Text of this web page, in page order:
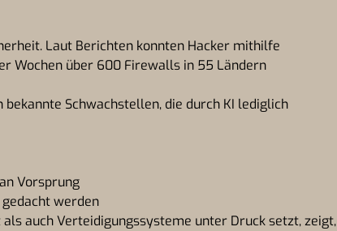
Laut Berichten konnten Hacker mithilfe
Wochen über 600 Firewalls in 55 Ländern
Schwachstellen, die durch KI lediglich
Vorsprung
werden
auch Verteidigungssysteme unter Druck setzt, zeigt,